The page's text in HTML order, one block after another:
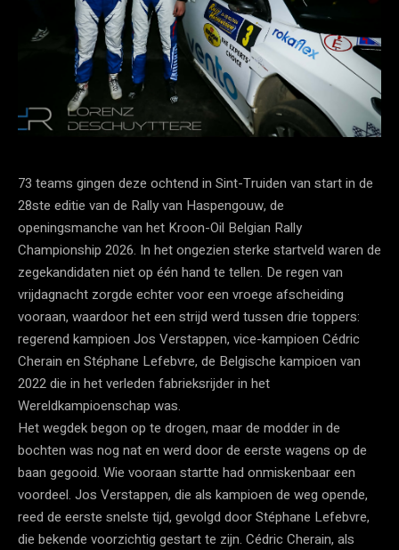
73 teams gingen deze ochtend in Sint-Truiden van start in de
28ste editie van de Rally van Haspengouw, de
openingsmanche van het Kroon-Oil Belgian Rally
Championship 2026. In het ongezien sterke startveld waren de
zegekandidaten niet op één hand te tellen. De regen van
vrijdagnacht zorgde echter voor een vroege afscheiding
vooraan, waardoor het een strijd werd tussen drie toppers:
regerend kampioen Jos Verstappen, vice-kampioen Cédric
Cherain en Stéphane Lefebvre, de Belgische kampioen van
2022 die in het verleden fabrieksrijder in het
Wereldkampioenschap was.
Het wegdek begon op te drogen, maar de modder in de
bochten was nog nat en werd door de eerste wagens op de
baan gegooid. Wie vooraan startte had onmiskenbaar een
voordeel. Jos Verstappen, die als kampioen de weg opende,
reed de eerste snelste tijd, gevolgd door Stéphane Lefebvre,
die bekende voorzichtig gestart te zijn. Cédric Cherain, als